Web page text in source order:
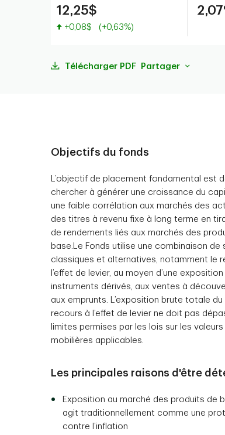
12,25$
Valeur accrue
+0,08$ (+0,63%)
Télécharger PDF Partager
Objectifs du fonds
L’objectif de placement fondamental est
chercher à générer une croissance du
une faible corrélation aux marchés des
des titres à revenu fixe à long terme en
de rendements liés aux marchés des
base.Le Fonds utilise une combinaison de
classiques et alternatives, notamment le
l’effet de levier, au moyen d’une exposition
instruments dérivés, aux ventes à
aux emprunts. L’exposition brute totale du
recours à l’effet de levier ne doit pas
limites permises par les lois sur les valeurs
mobilières applicables.
Les principales raisons d'être
Exposition au marché des produits de
agit traditionnellement comme une
contre l’inflation